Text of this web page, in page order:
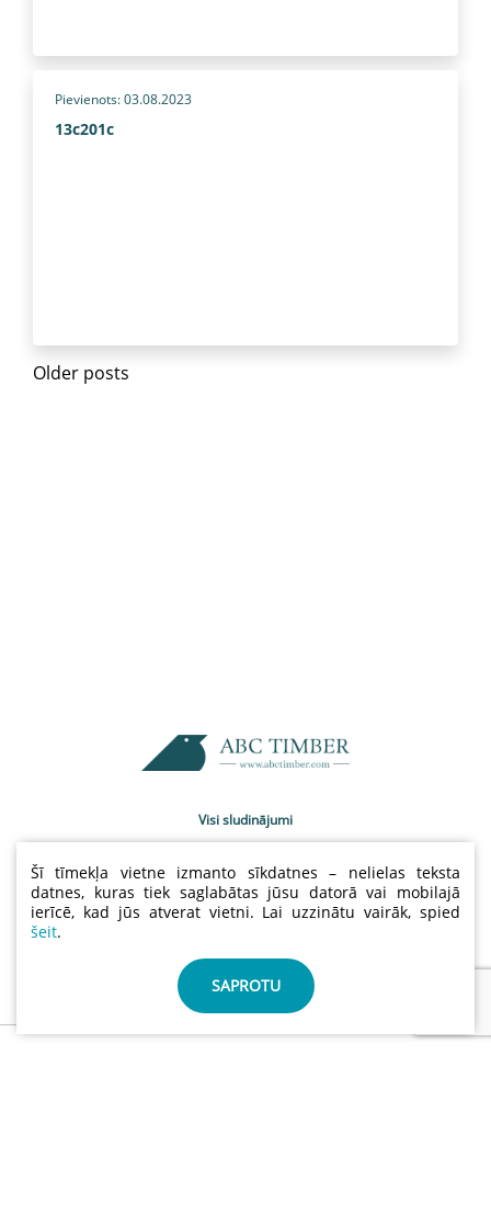
Pievienots: 03.08.2023
13c201c
Posts
Older posts
Visi sludinājumi
Kontakti
Sludinājumu cenas
Sīkdatņu un privātuma politika
Šī tīmekļa vietne izmanto sīkdatnes – nelielas teksta
datnes, kuras tiek saglabātas jūsu datorā vai mobilajā
ierīcē, kad jūs atverat vietni. Lai uzzinātu vairāk, spied
šeit.
SAPROTU